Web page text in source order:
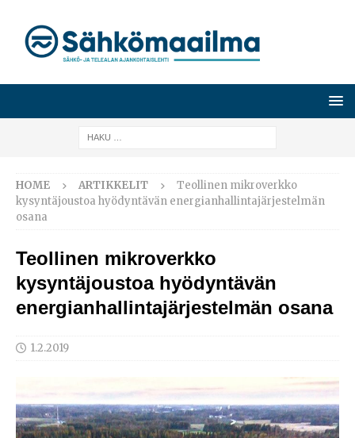
HOME ARTIKKELIT
Teollinen mikroverkko
kysyntäjoustoa hyödyntävän energianhallintajärjestelmän
osana
Teollinen mikroverkko
kysyntäjoustoa hyödyntävän
energianhallintajärjestelmän osana
1.2.2019